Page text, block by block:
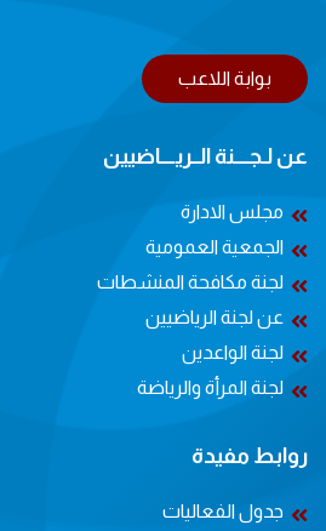
بوابة اللاعب
عن لـجــــنة الــريــــاضيين
مجلس الادارة
الجمعية العمومية
لجنة مكافحة المنشطات
عن لجنة الرياضيين
لجنة الواعدين
لجنة المرأة والرياضة
روابط مفيدة
جدول الفعاليات